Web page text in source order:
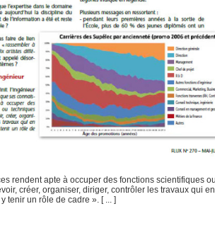
rendent apte à occuper des fonctions scientifiques
créer, organiser, diriger, contrôler les travaux qui en
tenir un rôle de cadre ». [ ... ]